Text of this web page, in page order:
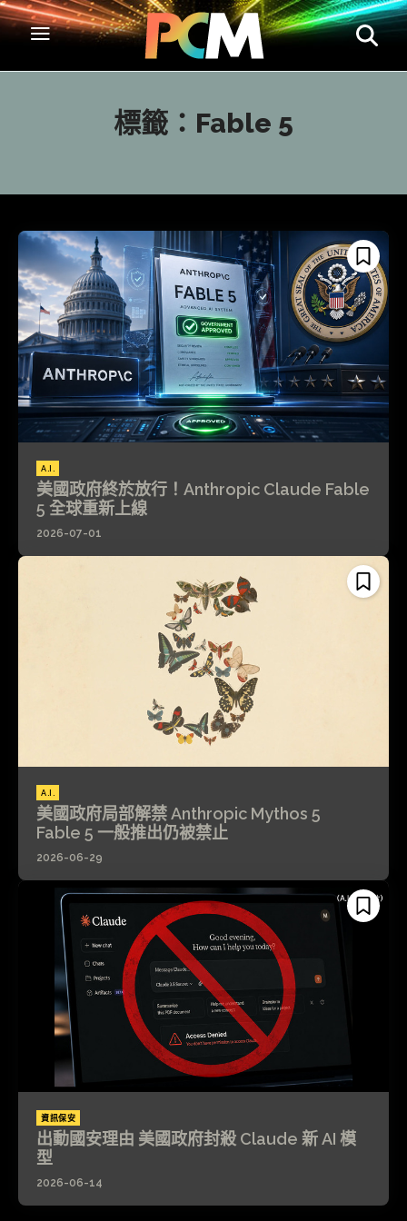
標籤： Fable 5
A.I.
美國政府終於放行！Anthropic Claude Fable
5 全球重新上線
2026-07-01
A.I.
美國政府局部解禁 Anthropic Mythos 5
Fable 5 一般推出仍被禁止
2026-06-29
資訊保安
出動國安理由 美國政府封殺 Claude 新 AI 模
型
2026-06-14